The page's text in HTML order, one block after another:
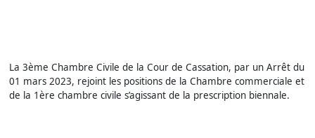
La 3ème Chambre Civile de la Cour de Cassation, par un Arrêt du
01 mars 2023, rejoint les positions de la Chambre commerciale et
de la 1ère chambre civile s’agissant de la prescription biennale.